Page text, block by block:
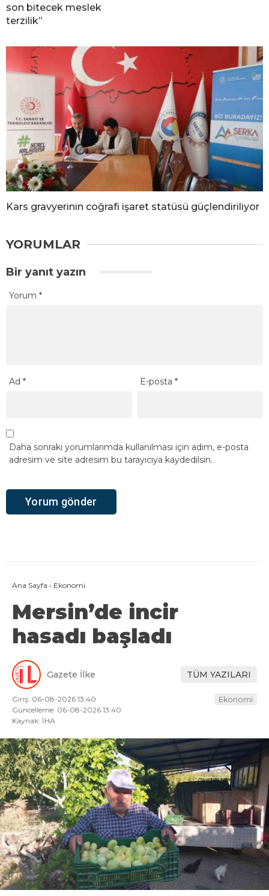
son bitecek meslek
terzilik”
Kars gravyerinin coğrafi işaret statüsü güçlendiriliyor
YORUMLAR
Bir yanıt yazın
Yorum *
Ad * E-posta*
Daha sonraki yorumlarımda kullanılması için adım, e-posta
adresim ve site adresim bu tarayıcıya kaydedilsin.
Ana Sayfa › Ekonomi
Mersin’de incir
hasadı başladı
Gazete İlke TÜM YAZILARI
Giriş: 06-08-2026 13:40
Güncelleme: 06-08-2026 13:40
Kaynak: İHA
Ekonomi